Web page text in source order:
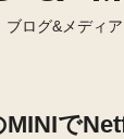
ブログ&メディア
で